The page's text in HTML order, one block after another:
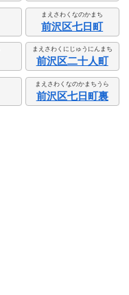
まえさわくなのかまち
前沢区七日町
まえさわくにじゅうにんまち
前沢区二十人町
まえさわくなのかまちうら
前沢区七日町裏